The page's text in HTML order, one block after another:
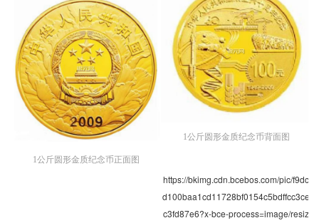
1公斤圆形金质纪念币正面图
1公斤圆形金质纪念币背面图
https://bkimg.cdn.bcebos.com/pic/f9dc
d100baa1cd11728bf0154c5bdffcc3ce
c3fd87e6?x-bce-process=image/resiz